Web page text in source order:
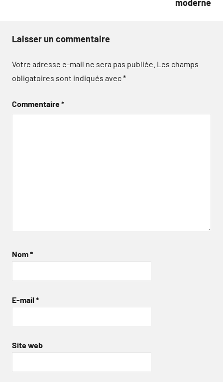
moderne
Laisser un commentaire
Votre adresse e-mail ne sera pas publiée. Les champs
obligatoires sont indiqués avec*
Commentaire*
Nom*
E-mail *
Site web